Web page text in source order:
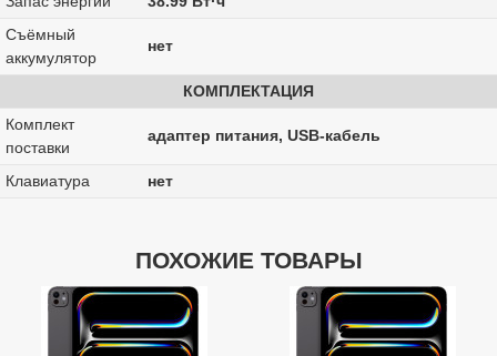
Cъёмный
аккумулятор
нет
КОМПЛЕКТАЦИЯ
Комплект
поставки
адаптер питания, USB-кабель
Клавиатура нет
ПОХОЖИЕ ТОВАРЫ